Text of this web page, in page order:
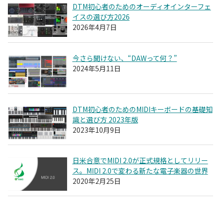
DTM初心者のためのオーディオインターフェ
イスの選び方2026
2026年4月7日
今さら聞けない、“DAWって何？”
2024年5月11日
DTM初心者のためのMIDIキーボードの基礎知
識と選び方 2023年版
2023年10月9日
日米合意でMIDI 2.0が正式規格としてリリー
ス。MIDI 2.0で変わる新たな電子楽器の世界
2020年2月25日